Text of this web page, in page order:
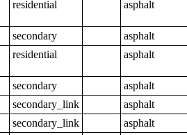
residential asphalt
secondary
asphalt
residential asphalt
secondary
asphalt
secondary_link
asphalt
secondary_link
asphalt